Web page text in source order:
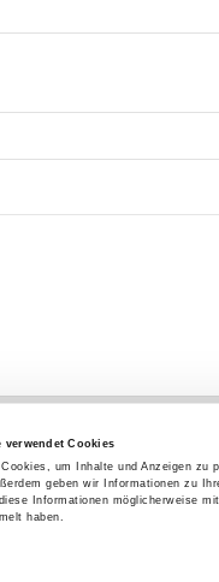
verwendet Cookies
um Inhalte und Anzeigen
geben wir Informationen zu
Informationen möglicherweise
haben.